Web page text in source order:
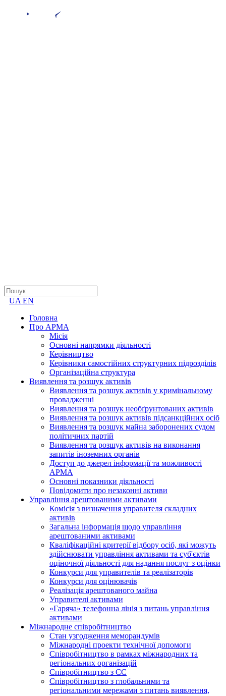
UA EN
Головна
Про АРМА
Місія
Основні напрямки діяльності
Керівництво
Керівники самостійних структурних підрозділів
Організаційна структура
Виявлення та розшук активів
Виявлення та розшук активів у кримінальному
провадженні
Виявлення та розшук необґрунтованих активів
Виявлення та розшук активів підсанкційних осіб
Виявлення та розшук майна заборонених судом
політичних партій
Виявлення та розшук активів на виконання
запитів іноземних органів
Доступ до джерел інформації та можливості
АРМА
Основні показники діяльності
Повідомити про незаконні активи
Управління арештованими активами
Комісія з визначення управителя складних
активів
Загальна інформація щодо управління
арештованими активами
Кваліфікаційні критерії відбору осіб, які можуть
здiйснювати управління активами та суб'єктів
оціночної діяльності для надання послуг з оцінки
Конкурси для управителів та реалізаторів
Конкурси для оцінювачів
Реалізація арештованого майна
Управителі активами
«Гаряча» телефонна лінія з питань управління
активами
Міжнародне співробітництво
Стан узгодження меморандумів
Міжнародні проекти технічної допомоги
Співробітництво в рамках міжнародних та
регіональних організацій
Співробітництво з ЄС
Співробітництво з глобальними та
регіональними мережами з питань виявлення,